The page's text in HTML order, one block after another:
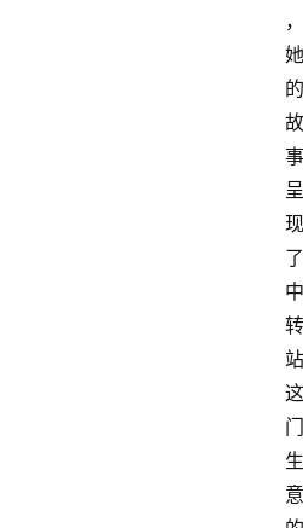
，
她
的
故
事
呈
现
了
中
转
站
这
门
生
意